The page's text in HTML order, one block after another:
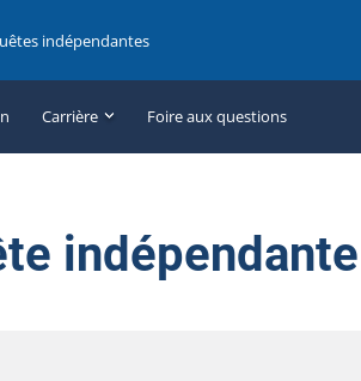
indépendantes
Carrière Foire aux questions
indépendante